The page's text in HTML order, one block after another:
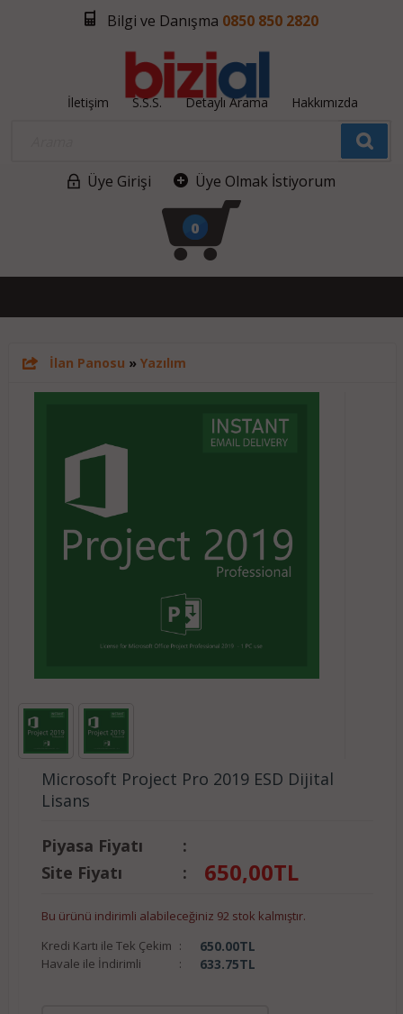
Bilgi ve Danışma 0850 850 2820
İletişim S.S.S. Detaylı Arama Hakkımızda
Üye Girişi Üye Olmak İstiyorum
0
İlan Panosu » Yazılım
Microsoft Project Pro 2019 ESD Dijital
Lisans
Piyasa Fiyatı
:
Site Fiyatı
: 650,00TL
Bu ürünü indirimli alabileceğiniz 92 stok kalmıştır.
Kredi Kartı ile Tek Çekim : 650.00TL
Havale ile İndirimli : 633.75TL